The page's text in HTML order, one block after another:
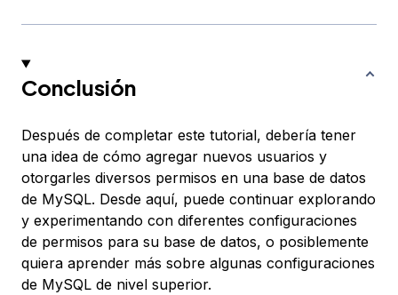
Conclusión
Después de completar este tutorial, debería tener
una idea de cómo agregar nuevos usuarios y
otorgarles diversos permisos en una base de datos
de MySQL. Desde aquí, puede continuar explorando
y experimentando con diferentes configuraciones
de permisos para su base de datos, o posiblemente
quiera aprender más sobre algunas configuraciones
de MySQL de nivel superior.